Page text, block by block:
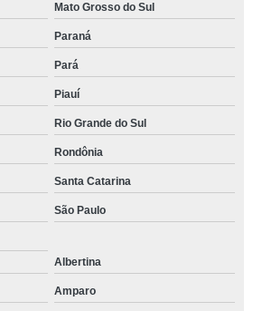
Mato Grosso do Sul
Paraná
Pará
Piauí
Rio Grande do Sul
Rondônia
Santa Catarina
São Paulo
Albertina
Amparo